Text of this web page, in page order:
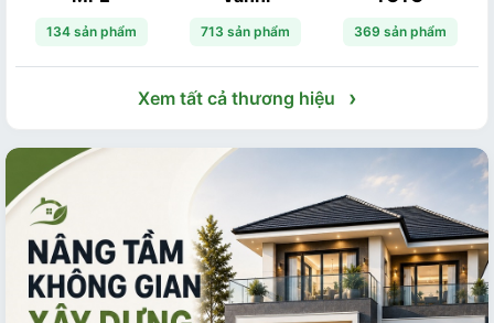
134 sản phẩm 713 sản phẩm 369 sản phẩm
Xem tất cả thương hiệu ›